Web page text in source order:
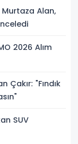
Alan,
2026 Alım
Çakır: "Fındık
SUV